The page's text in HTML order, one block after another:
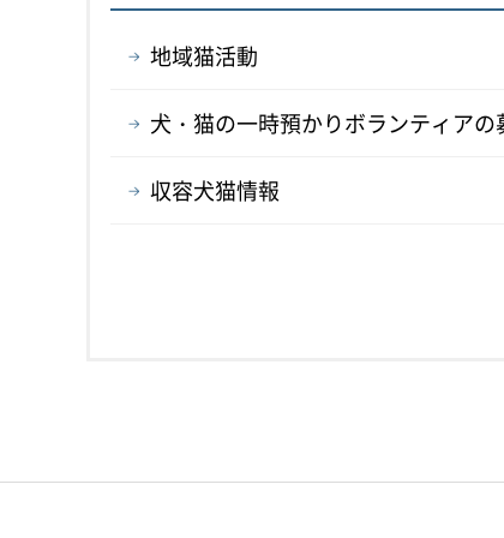
地域猫活動
犬・猫の一時預かりボランティアの
収容犬猫情報